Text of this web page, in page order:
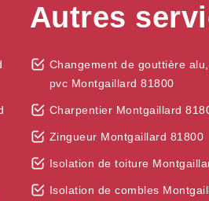
Autres
Changement de gouttière
pvc Montgaillard 81800
Charpentier Montgaillard
Zingueur Montgaillard 81800
Isolation de toiture
Isolation de combles